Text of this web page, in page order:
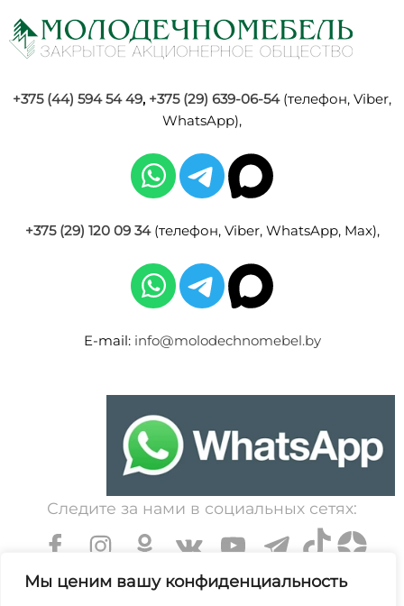
Мы ценим вашу конфиденциальность
+375 (44) 594 54 49, +375 (29) 639-06-54(телефон, Viber,
WhatsApp),
+375 (29) 120 09 34(телефон, Viber, WhatsApp, Max),
E-mail: info@molodechnomebel.by
Следите за нами в социальных сетях: